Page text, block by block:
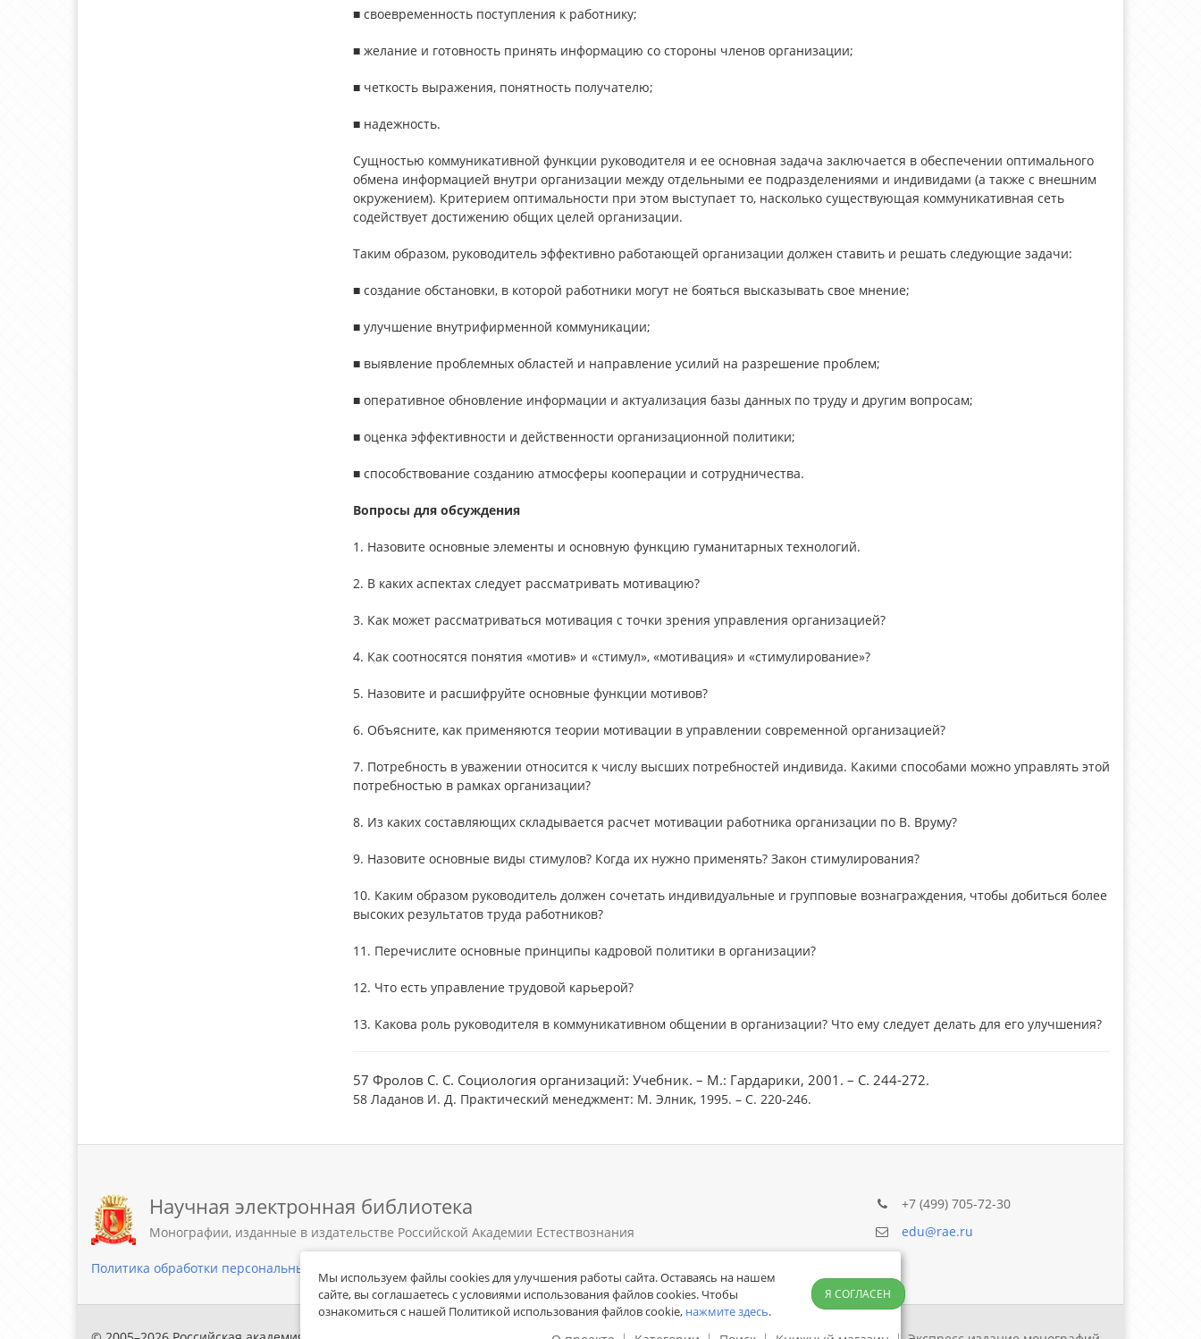
■ своевременность поступления к работнику;
■ желание и готовность принять информацию со стороны членов организации;
■ четкость выражения, понятность получателю;
■ надежность.
Сущностью коммуникативной функции руководителя и ее основная задача заключается в обеспечении оптимального
обмена информацией внутри организации между отдельными ее подразделениями и индивидами (а также с внешним
окружением). Критерием оптимальности при этом выступает то, насколько существующая коммуникативная сеть
содействует достижению общих целей организации.
Таким образом, руководитель эффективно работающей организации должен ставить и решать следующие задачи:
■ создание обстановки, в которой работники могут не бояться высказывать свое мнение;
■ улучшение внутрифирменной коммуникации;
■ выявление проблемных областей и направление усилий на разрешение проблем;
■ оперативное обновление информации и актуализация базы данных по труду и другим вопросам;
■ оценка эффективности и действенности организационной политики;
■ способствование созданию атмосферы кооперации и сотрудничества.
Вопросы для обсуждения
1. Назовите основные элементы и основную функцию гуманитарных технологий.
2. В каких аспектах следует рассматривать мотивацию?
3. Как может рассматриваться мотивация с точки зрения управления организацией?
4. Как соотносятся понятия «мотив» и «стимул», «мотивация» и «стимулирование»?
5. Назовите и расшифруйте основные функции мотивов?
6. Объясните, как применяются теории мотивации в управлении современной организацией?
7. Потребность в уважении относится к числу высших потребностей индивида. Какими способами можно управлять этой
потребностью в рамках организации?
8. Из каких составляющих складывается расчет мотивации работника организации по В. Вруму?
9. Назовите основные виды стимулов? Когда их нужно применять? Закон стимулирования?
10. Каким образом руководитель должен сочетать индивидуальные и групповые вознаграждения, чтобы добиться более
высоких результатов труда работников?
11. Перечислите основные принципы кадровой политики в организации?
12. Что есть управление трудовой карьерой?
13. Какова роль руководителя в коммуникативном общении в организации? Что ему следует делать для его улучшения?
57 Фролов С. С. Социология организаций: Учебник. – М.: Гардарики, 2001. – С. 244-272.
58 Ладанов И. Д. Практический менеджмент: М. Элник, 1995. – С. 220-246.
Научная электронная библиотека
Монографии, изданные в издательстве Российской Академии Естествознания
Политика обработки персональных данных
+7 (499) 705-72-30
edu@rae.ru
Мы используем файлы cookies для улучшения работы сайта. Оставаясь на нашем
сайте, вы соглашаетесь с условиями использования файлов cookies. Чтобы
ознакомиться с нашей Политикой использования файлов cookie, нажмите здесь.
Я СОГЛАСЕН